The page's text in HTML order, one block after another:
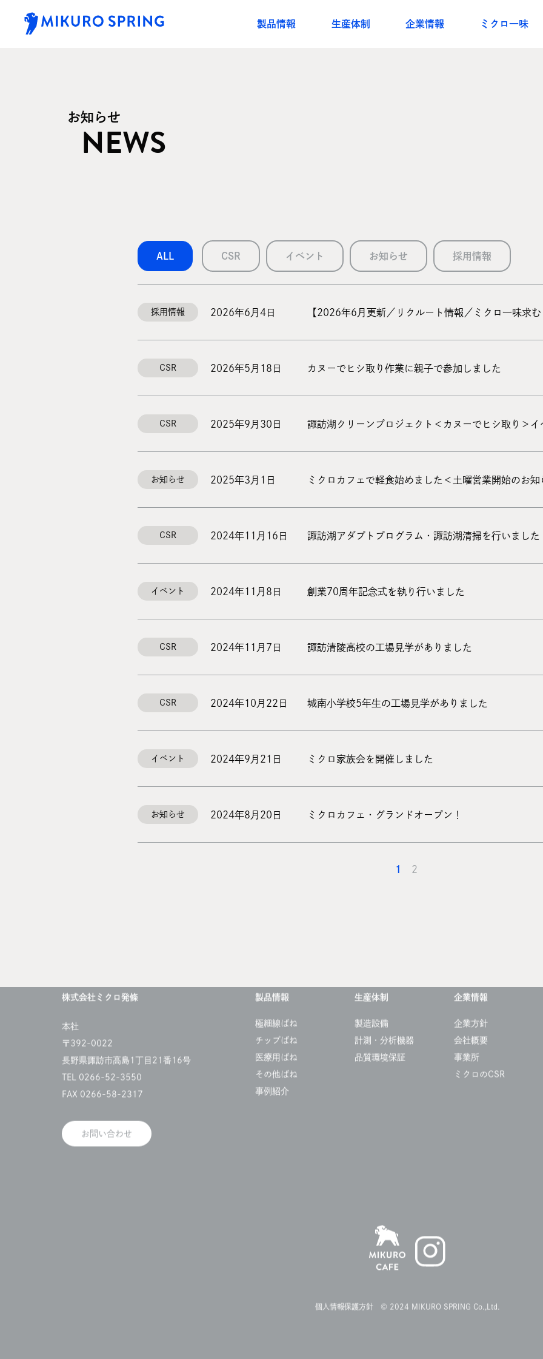
製品情報 生産体制 企業情報 ミクロ一味
お知らせ
NEWS
ALL CSR イベント お知らせ 採用情報
採用情報 2026年6月4日 【2026年6月更新／リクルート情報／ミクロ一味求む
CSR 2026年5月18日 カヌーでヒシ取り作業に親子で参加しました
CSR 2025年9月30日 諏訪湖クリーンプロジェクト＜カヌーでヒシ取り＞イ
お知らせ 2025年3月1日 ミクロカフェで軽食始めました＜土曜営業開始のお知
CSR 2024年11月16日 諏訪湖アダプトプログラム・諏訪湖清掃を行いました
イベント 2024年11月8日 創業70周年記念式を執り行いました
CSR 2024年11月7日 諏訪清陵高校の工場見学がありました
CSR 2024年10月22日 城南小学校5年生の工場見学がありました
イベント 2024年9月21日 ミクロ家族会を開催しました
お知らせ 2024年8月20日 ミクロカフェ・グランドオープン！
1 2
株式会社ミクロ発條
本社
〒392-0022
長野県諏訪市高島1丁目21番16号
TEL 0266-52-3550
FAX 0266-58-2317
お問い合わせ
製品情報
極細線ばね
チップばね
医療用ばね
その他ばね
事例紹介
生産体制
製造設備
計測・分析機器
品質環境保証
企業情報
企業方針
会社概要
事業所
ミクロのCSR
個人情報保護方針© 2024 MIKURO SPRING Co.,Ltd.